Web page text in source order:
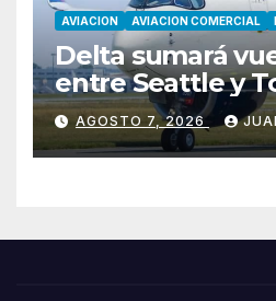
AVIACION AVIACION COMERCIAL
Delta sumará
entre Seattle y
desde marzo de
AGOSTO 7, 2026